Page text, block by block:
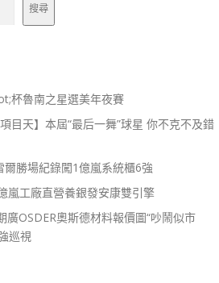
搜尋
杯魯南之星選美年夜賽
目天】本屆“最后一舞”球星 你不克不及錯
勝場紀錄闖1億嵐系統櫃6強
嵐工廠直營養銀發安康雙引擎
廣OSDER奧斯德材料報價圖“吵鬧似市
巡視